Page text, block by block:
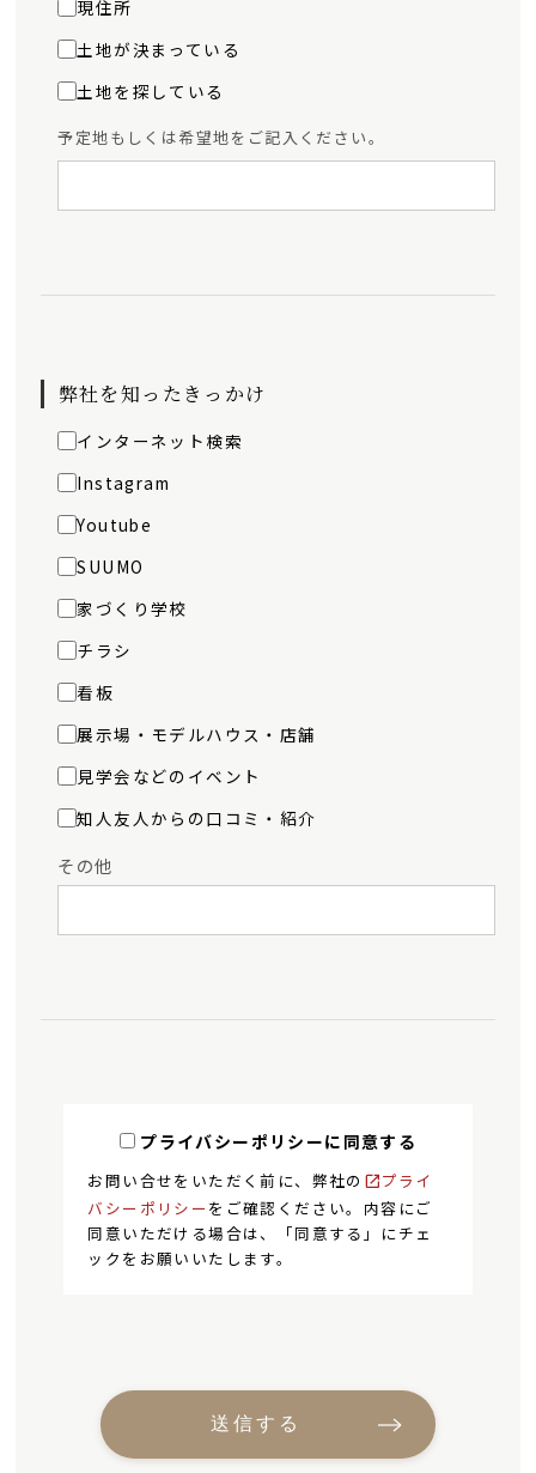
現住所
土地が決まっている
土地を探している
予定地もしくは希望地をご記入ください。
弊社を知ったきっかけ
インターネット検索
Instagram
Youtube
SUUMO
家づくり学校
チラシ
看板
展示場・モデルハウス・店舗
見学会などのイベント
知人友人からの口コミ・紹介
その他
プライバシーポリシーに同意する
お問い合せをいただく前に、弊社の
プライ
バシーポリシー をご確認ください。内容にご
同意いただける場合は、「同意する」にチェ
ックをお願いいたします。